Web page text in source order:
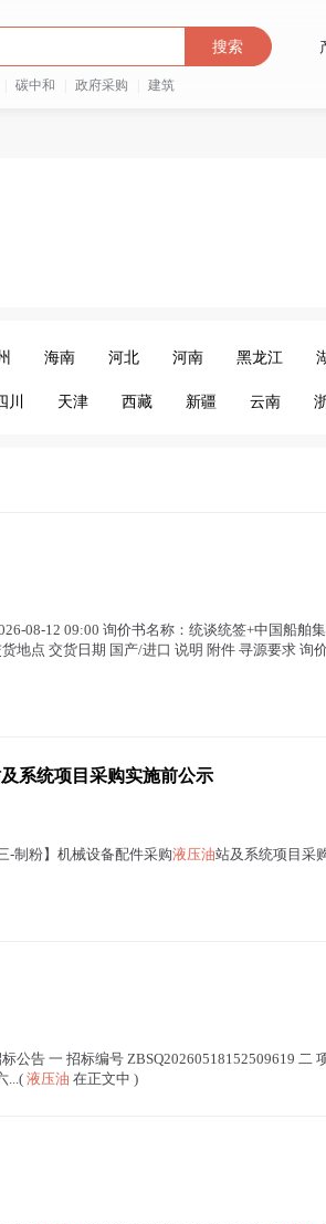
搜索
碳中和 政府采购 建筑
海南 河北 河南 黑龙江
川 天津 西藏 新疆 云南
08-12 09:00 询价书名称：统谈统签+中国船舶
地点 交货日期 国产/进口 说明 附件 寻源要求 询
系统项目采购实施前公示
-制粉】机械设备配件采购液压油站及系统项目采
公告 一 招标编号 ZBSQ20260518152509619 二
...( 液压油 在正文中 )